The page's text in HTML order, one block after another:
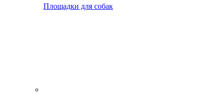
Площадки для собак